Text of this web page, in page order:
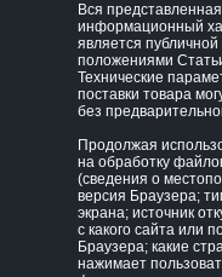
Вся
информационный
является
положениями
Технические
поставки товара
без
Продолжая
на обработку
(сведения о
версия Браузера;
экрана; источник
с какого сайта или
Браузера; какие
нажимает